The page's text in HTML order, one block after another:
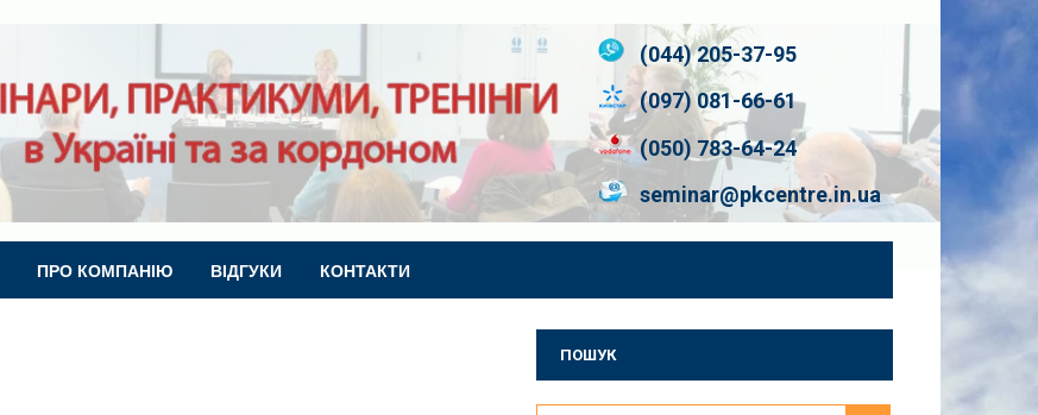
(044) 205-37-95
(097) 081-66-61
(050) 783-64-24
seminar@pkcentre.in.ua
ПРО КОМПАНІЮ ВІДГУКИ КОНТАКТИ
ПОШУК